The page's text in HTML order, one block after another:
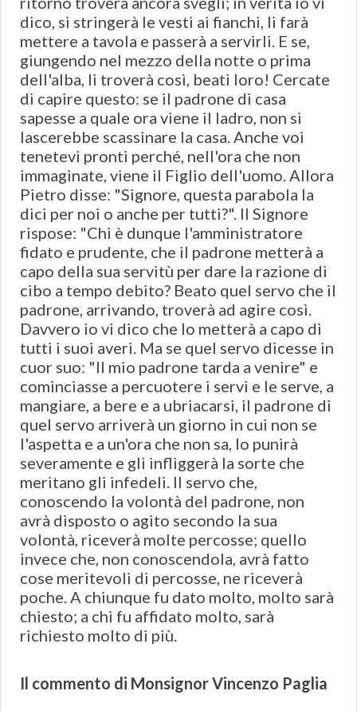
dico, si stringerà le vesti ai fianchi, li farà
mettere a tavola e passerà a servirli. E se,
giungendo nel mezzo della notte o prima
dell'alba, li troverà così, beati loro! Cercate
di capire questo: se il padrone di casa
sapesse a quale ora viene il ladro, non si
lascerebbe scassinare la casa. Anche voi
tenetevi pronti perché, nell'ora che non
immaginate, viene il Figlio dell'uomo. Allora
Pietro disse: "Signore, questa parabola la
dici per noi o anche per tutti?". Il Signore
rispose: "Chi è dunque l'amministratore
fidato e prudente, che il padrone metterà a
capo della sua servitù per dare la razione di
cibo a tempo debito? Beato quel servo che il
padrone, arrivando, troverà ad agire così.
Davvero io vi dico che lo metterà a capo di
tutti i suoi averi. Ma se quel servo dicesse in
cuor suo: "Il mio padrone tarda a venire" e
cominciasse a percuotere i servi e le serve, a
mangiare, a bere e a ubriacarsi, il padrone di
quel servo arriverà un giorno in cui non se
l'aspetta e a un'ora che non sa, lo punirà
severamente e gli infliggerà la sorte che
meritano gli infedeli. Il servo che,
conoscendo la volontà del padrone, non
avrà disposto o agito secondo la sua
volontà, riceverà molte percosse; quello
invece che, non conoscendola, avrà fatto
cose meritevoli di percosse, ne riceverà
poche. A chiunque fu dato molto, molto sarà
chiesto; a chi fu affidato molto, sarà
richiesto molto di più.
Il commento di Monsignor Vincenzo Paglia